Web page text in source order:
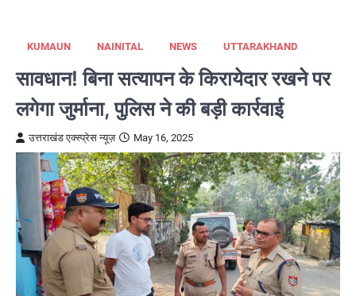
KUMAUN NAINITAL NEWS UTTARAKHAND
सावधान! बिना सत्यापन के किरायेदार रखने पर
लगेगा जुर्माना, पुलिस ने की बड़ी कार्रवाई
उत्तराखंड एक्स्प्रेस न्यूज़ May 16, 2025